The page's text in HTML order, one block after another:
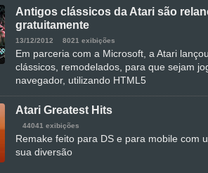
Antigos clássicos da Atari são
gratuitamente
13/12/2012 8021 exibições
Em parceria com a Microsoft, a Atari
clássicos, remodelados, para que sejam
navegador, utilizando HTML5
Atari Greatest Hits
44041 exibições
Remake feito para DS e para mobile com
sua diversão